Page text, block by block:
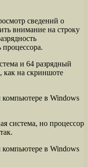
сведений о
внимание на строку
и 64 разрядный
как на скриншоте
система, но процессор